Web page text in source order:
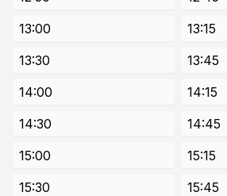
13:00
13:15
13:30
13:45
14:00
14:15
14:30
14:45
15:00
15:15
15:30
15:45